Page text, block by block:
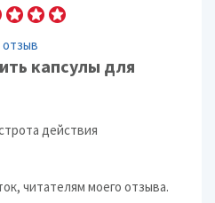
отзыв
капсулы для
действия
читателям моего отзыва.